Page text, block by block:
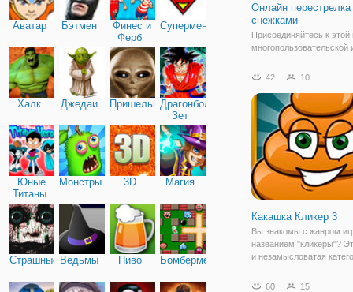
Аватар Бэтмен
Финес и
Ферб
Супермен
Халк Джедаи ПришельцыДрагонболл
Зет
Юные
Титаны
Монстры 3D Магия
Страшные Ведьмы Пиво Бомбермен
Онлайн перестрелка
снежками
Присоединяйтесь к этой
многопользовательской
почувствовать дух зимы
находится в
другими игроками или
друзьями, которых вы
42 10
Какашка Кликер 3
Вы знакомы с жанром
названием "кликеры"?
и незамысловатая
Основная особенность
60 15